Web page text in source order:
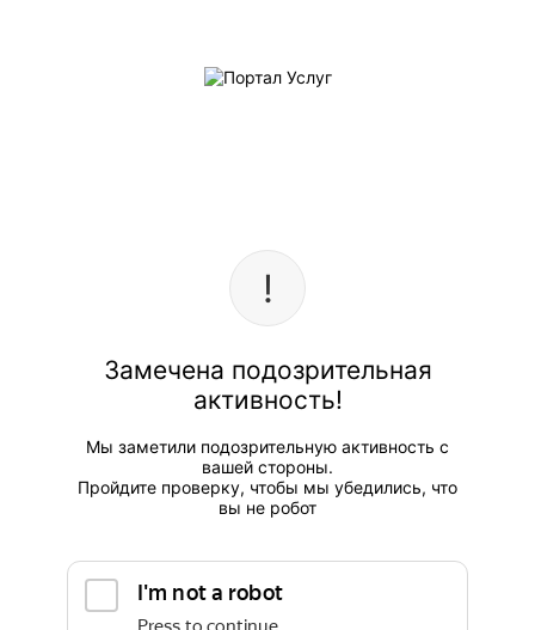
Замечена подозрительная
активность!
Мы заметили подозрительную активность с
вашей стороны.
Пройдите проверку, чтобы мы убедились, что
вы не робот